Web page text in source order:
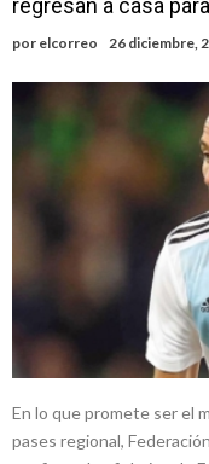
adultos mayores
Colecta solidaria de
regresan a casa
por elcorreo 26 diciembre,
En lo que promete ser el
pases regional,